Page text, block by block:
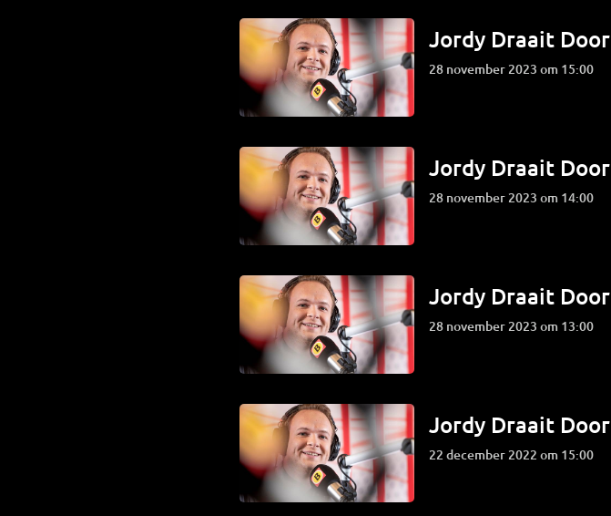
Jordy Draait Door
28 november 2023 om 15:00
Jordy Draait Door
28 november 2023 om 14:00
Jordy Draait Door
28 november 2023 om 13:00
Jordy Draait Door
22 december 2022 om 15:00